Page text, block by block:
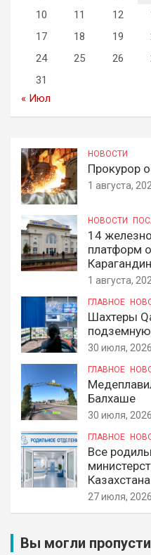
10
11 12
17
18 19
24
25 26
31
« Июл
НОВОСТИ
Прокурор
1 августа,
НОВОСТИ
14
платформ
1 августа,
ГЛАВНОЕ
Шахтеры
подземную
30 июля, 2026
ГЛАВНОЕ
Балхаше
30 июля, 2026
ГЛАВНОЕ
Все
Казахстана
27 июля, 2026
Вы могли